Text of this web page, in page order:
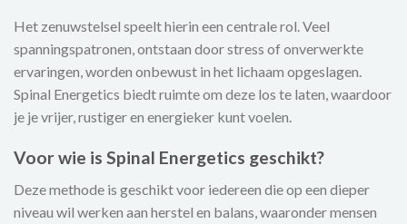
Het zenuwstelsel speelt hierin een centrale rol. Veel
spanningspatronen, ontstaan door stress of onverwerkte
ervaringen, worden onbewust in het lichaam opgeslagen.
Spinal Energetics biedt ruimte om deze los te laten, waardoor
je je vrijer, rustiger en energieker kunt voelen.
Voor wie is Spinal Energetics geschikt?
Deze methode is geschikt voor iedereen die op een dieper
niveau wil werken aan herstel en balans, waaronder mensen